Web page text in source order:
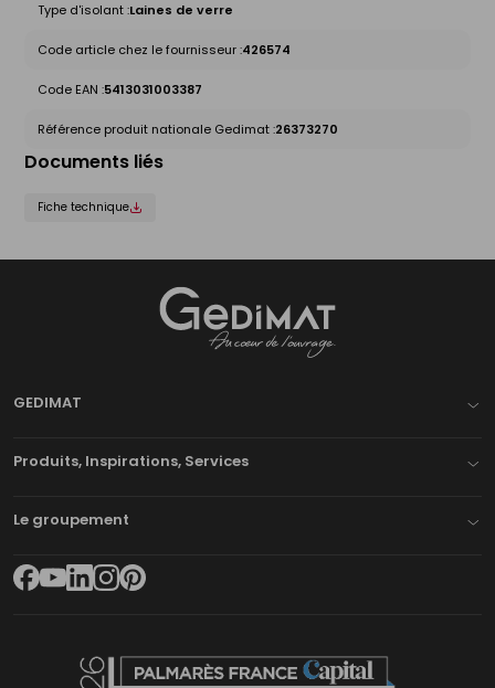
Type d'isolant :Laines de verre
Code article chez le fournisseur :426574
Code EAN :5413031003387
Référence produit nationale Gedimat :26373270
Documents liés
Fiche technique
GEDIMAT
Produits, Inspirations, Services
Le groupement